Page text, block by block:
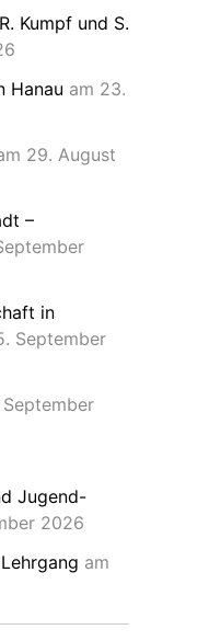
Kumpf und S.
Hanau am 23.
29. August
–
in
September
Jugend-
2026
am